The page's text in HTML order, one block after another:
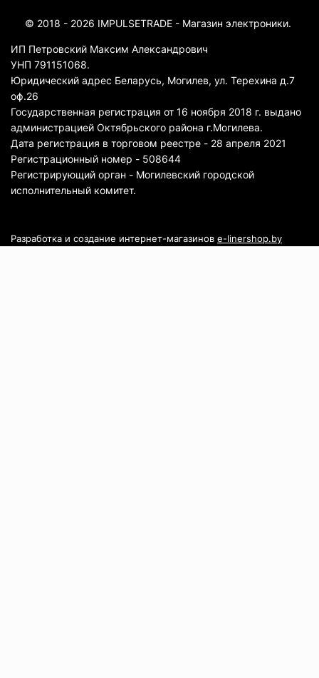
© 2018 - 2026 IMPULSETRADE - Магазин электроники.
ИП Петровский Максим Александрович
УНП 791151068.
Юридический адрес Беларусь, Могилев, ул. Терехина д.7
оф.26
Государственная регистрация от 16 ноября 2018 г. выдано
администрацией Октябрьского района г.Могилева.
Дата регистрация в торговом реестре - 28 апреля 2021
Регистрационный номер - 508644
Регистрирующий орган - Могилевский городской
исполнительный комитет.
Разработка и создание интернет-магазинов e-linershop.by